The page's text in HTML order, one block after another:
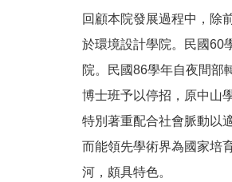
回顧本院發展過程中，除
於環境設計學院。民國60
院。民國86學年自夜間部
博士班予以停招，原中山
特別著重配合社會脈動以
而能領先學術界為國家培
河，頗具特色。